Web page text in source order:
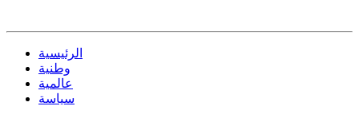
الرئيسية
وطنية
عالمية
سياسة